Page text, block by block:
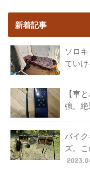
新着記事
ソロ
ていけ
【車
強。絶
バイ
ズ。